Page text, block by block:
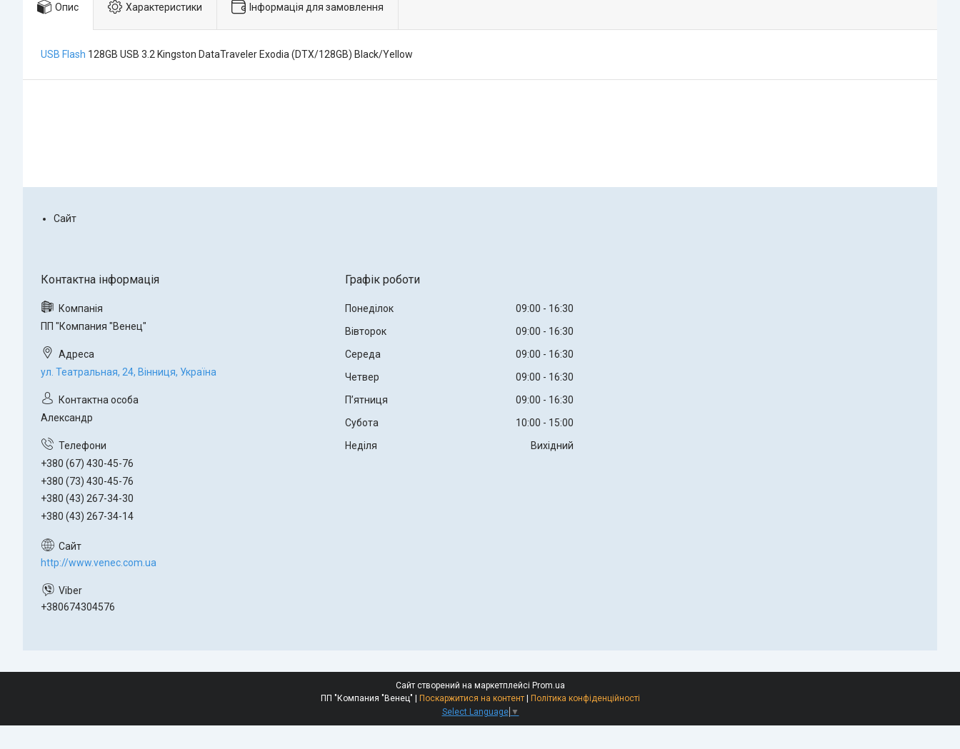
Опис Характеристики Інформація для замовлення
USB Flash 128GB USB 3.2 Kingston DataTraveler Exodia (DTX/128GB) Black/Yellow
Сайт
ПП "Компания "Венец"
ул. Театральная, 24, Вінниця, Україна
Александр
+380 (67) 430-45-76
+380 (73) 430-45-76
+380 (43) 267-34-30
+380 (43) 267-34-14
http://www.venec.com.ua
+380674304576
Графік роботи
Понеділок 09:00
16:30
Вівторок
09:00
16:30
Середа
09:00
16:30
Четвер
09:00
16:30
Пʼятниця
09:00
16:30
Субота
10:00
15:00
Неділя
Вихідний
Сайт створений на маркетплейсі Prom.ua
Поскаржитися на контент
Політика конфіденційності
Select Language ▼